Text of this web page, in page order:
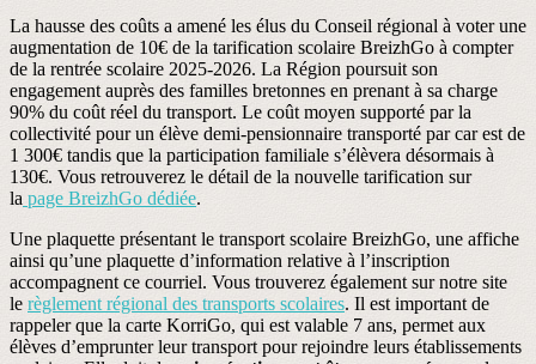
La hausse des coûts a amené les élus du Conseil régional à voter une
augmentation de 10€ de la tarification scolaire BreizhGo à compter
de la rentrée scolaire 2025-2026. La Région poursuit son
engagement auprès des familles bretonnes en prenant à sa charge
90% du coût réel du transport. Le coût moyen supporté par la
collectivité pour un élève demi-pensionnaire transporté par car est de
1 300€ tandis que la participation familiale s’élèvera désormais à
130€. Vous retrouverez le détail de la nouvelle tarification sur
la page BreizhGo dédiée.
Une plaquette présentant le transport scolaire BreizhGo, une affiche
ainsi qu’une plaquette d’information relative à l’inscription
accompagnent ce courriel. Vous trouverez également sur notre site
le règlement régional des transports scolaires. Il est important de
rappeler que la carte KorriGo, qui est valable 7 ans, permet aux
élèves d’emprunter leur transport pour rejoindre leurs établissements